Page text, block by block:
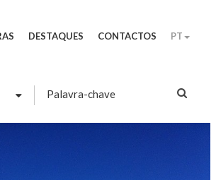
DESTAQUES CONTACTOS PT
Palavra-
chave